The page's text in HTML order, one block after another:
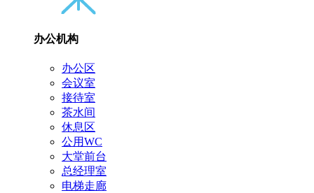
办公机构
办公区
会议室
接待室
茶水间
休息区
公用WC
大堂前台
总经理室
电梯走廊